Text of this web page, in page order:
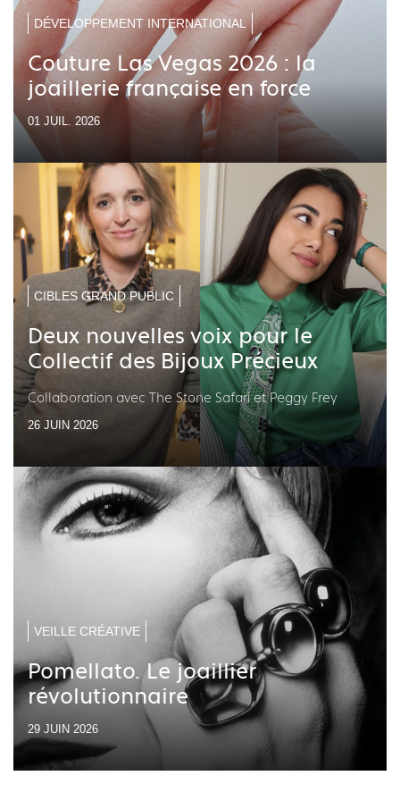
DÉVELOPPEMENT INTERNATIONAL
Couture Las Vegas 2026 : la
joaillerie française en force
01 JUIL. 2026
CIBLES GRAND PUBLIC
Deux nouvelles voix pour le
Collectif des Bijoux Précieux
Collaboration avec The Stone Safari et Peggy Frey
26 JUIN 2026
VEILLE CRÉATIVE
Pomellato. Le joaillier
révolutionnaire
29 JUIN 2026